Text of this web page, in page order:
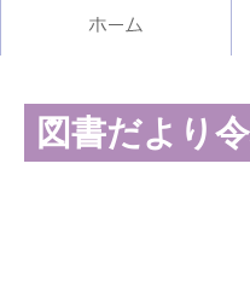
図書だより